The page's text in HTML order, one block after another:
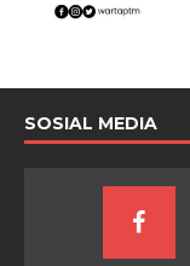
SOSIAL MEDIA